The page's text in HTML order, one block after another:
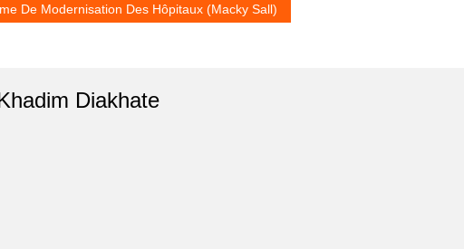
De Modernisation Des Hôpitaux (Macky Sall)
Diakhate